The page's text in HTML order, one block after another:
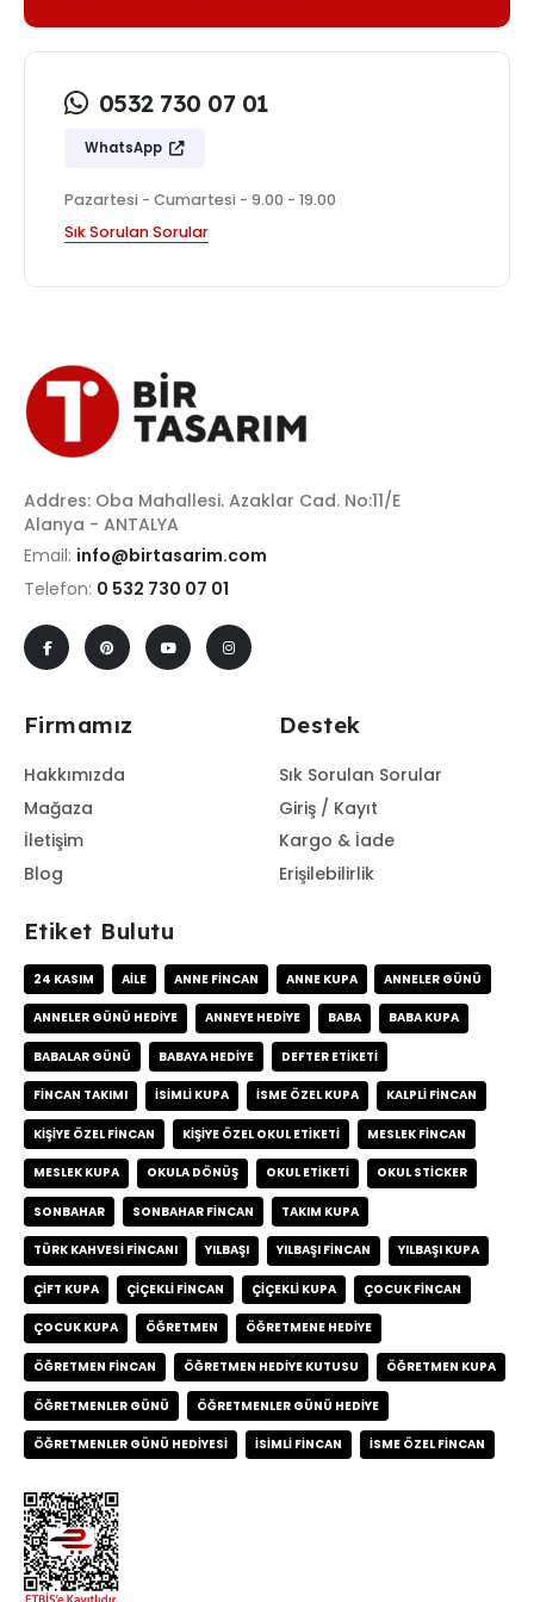
0532 730 07 01
WhatsApp
Pazartesi - Cumartesi - 9.00 - 19.00
Sık Sorulan Sorular
Addres: Oba Mahallesi. Azaklar Cad. No:11/E
Alanya - ANTALYA
Email: info@birtasarim.com
Telefon: 0 532 730 07 01
Firmamız
Hakkımızda
Mağaza
İletişim
Blog
Destek
Sık Sorulan Sorular
Giriş / Kayıt
Kargo & İade
Erişilebilirlik
Etiket Bulutu
24 KASIM AILE ANNE FINCAN ANNE KUPA ANNELER GÜNÜ
ANNELER GÜNÜ HEDIYE ANNEYE HEDIYE BABA BABA KUPA
BABALAR GÜNÜ BABAYA HEDIYE DEFTER ETIKETI
FINCAN TAKIMI ISIMLI KUPA ISME ÖZEL KUPA KALPLI FINCAN
KIŞIYE ÖZEL FINCAN KIŞIYE ÖZEL OKUL ETIKETI MESLEK FINCAN
MESLEK KUPA OKULA DÖNÜŞ OKUL ETIKETI OKUL STICKER
SONBAHAR SONBAHAR FINCAN TAKIM KUPA
TÜRK KAHVESI FINCANI YILBAŞI YILBAŞI FINCAN YILBAŞI KUPA
ÇIFT KUPA ÇIÇEKLI FINCAN ÇIÇEKLI KUPA ÇOCUK FINCAN
ÇOCUK KUPA ÖĞRETMEN ÖĞRETMENE HEDIYE
ÖĞRETMEN FINCAN ÖĞRETMEN HEDIYE KUTUSU ÖĞRETMEN KUPA
ÖĞRETMENLER GÜNÜ ÖĞRETMENLER GÜNÜ HEDIYE
ÖĞRETMENLER GÜNÜ HEDIYESI İSIMLI FINCAN İSME ÖZEL FINCAN